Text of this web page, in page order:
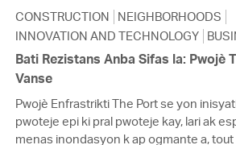
CONSTRUCTION
NEIGHBORHOODS
INNOVATION AND TECHNOLOGY
Bati Rezistans Anba Sifas la: Pwojè
Vanse
Pwojè Enfrastrikti The Port se yon
pwoteje epi ki pral pwoteje kay, lari ak
menas inondasyon k ap ogmante a,